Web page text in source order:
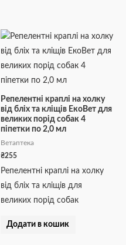
Репелентні краплі на холку
від бліх та кліщів ЕкоВет для
великих порід собак 4
піпетки по 2,0 мл
Ветаптека
₴255
Репелентні краплі на холку
від бліх та кліщів для
великих порід собак
Додати в кошик